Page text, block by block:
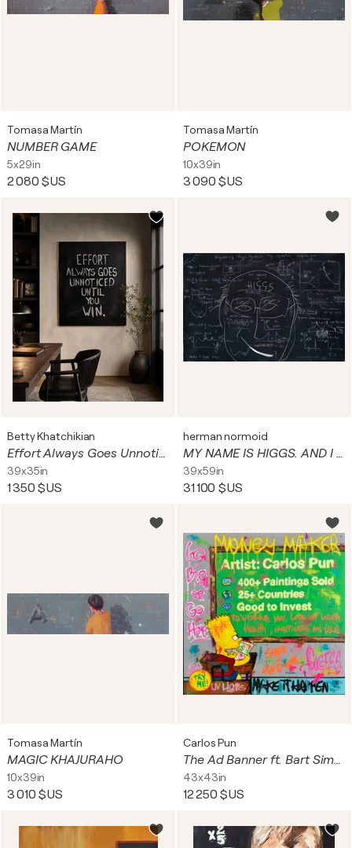
Tomasa Martín
NUMBER GAME
5x29in
2 080 $US
Tomasa Martín
POKEMON
10x39in
3 090 $US
Betty Khatchikian
Effort Always Goes Unnoticed Until You Win
39x35in
1 350 $US
herman normoid
MY NAME IS HIGGS. AND I AM FUNKY #0450
39x59in
31 100 $US
Tomasa Martín
MAGIC KHAJURAHO
10x39in
3 010 $US
Carlos Pun
The Ad Banner ft. Bart Simpson
43x43in
12 250 $US